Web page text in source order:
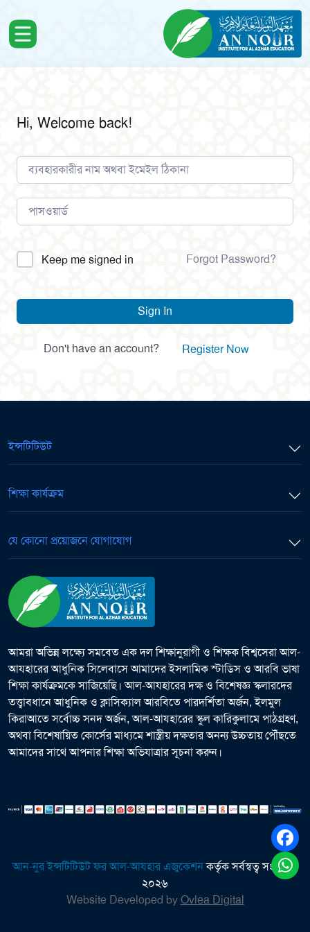
Hi, Welcome back!
Alternative:
Keep me signed in Forgot Password?
Sign In
Don't have an account? Register Now
ইন্সটিটিউট
শিক্ষা কার্যক্রম
যে কোনো প্রয়োজনে যোগাযোগ
আমরা অভিন্ন লক্ষ্যে সমবেত এক দল শিক্ষানুরাগী ও শিক্ষক বিশ্বসেরা আল-
আযহারের আধুনিক সিলেবাসে আমাদের ইসলামিক স্টাডিস ও আরবি ভাষা
শিক্ষা কার্যক্রমকে সাজিয়েছি। আল-আযহারের দক্ষ ও বিশেষজ্ঞ স্কলারদের
তত্ত্বাবধানে আধুনিক ও ক্লাসিক্যাল আরবিতে পারদর্শিতা অর্জন, ইলমুল
কিরাআতে সর্বোচ্চ সনদ অর্জন, আল-আযহারের স্কুল কারিকুলামে পাঠগ্রহণ,
অথবা বিশেষায়িত কোর্সের মাধ্যমে শাস্ত্রীয় দক্ষতার অনন্য উচ্চতায় পৌঁছতে
আমাদের সাথে আপনার শিক্ষা অভিযাত্রার সূচনা করুন।
আন-নুর ইন্সটিটিউট ফর আল-আযহার এজুকেশনকর্তৃক সর্বস্বত্ব সংরক্ষিত
২০২৬
Website Developed byOvlea Digital